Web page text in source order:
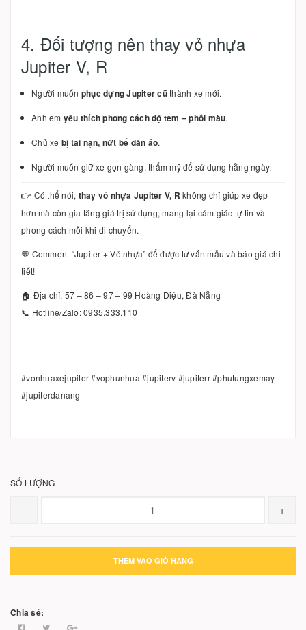
4. Đối tượng nên thay vỏ nhựa
Jupiter V, R
Người muốn phục dựng Jupiter cũthành xe mới.
Anh em yêu thích phong cách độ tem – phối màu.
Chủ xe bị tai nạn, nứt bể dàn áo.
Người muốn giữ xe gọn gàng, thẩm mỹ để sử dụng hằng ngày.
👉 Có thể nói, thay vỏ nhựa Jupiter V, R không chỉ giúp xe đẹp
hơn mà còn gia tăng giá trị sử dụng, mang lại cảm giác tự tin và
phong cách mỗi khi di chuyển.
💬 Comment “Jupiter + Vỏ nhựa” để được tư vấn mẫu và báo giá chi
tiết!
🏠 Địa chỉ: 57 – 86 – 97 – 99 Hoàng Diệu, Đà Nẵng
📞 Hotline/Zalo: 0935.333.110
#vonhuaxejupiter #vophunhua #jupiterv #jupiterr #phutungxemay
#jupiterdanang
SỐ LƯỢNG
- +
THÊM VÀO GIỎ HÀNG
Chia sẻ: